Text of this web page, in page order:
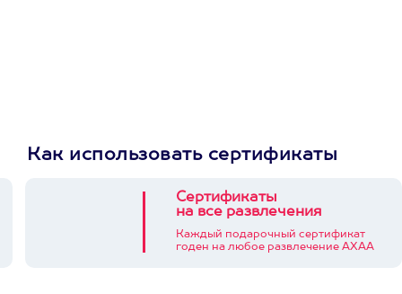
Как использовать сертификаты
Сертификаты
на все развлечения
Каждый подарочный сертификат
годен на любое развлечение АХАА